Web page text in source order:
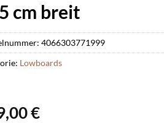
cm breit
€
4066303771999
Lowboards